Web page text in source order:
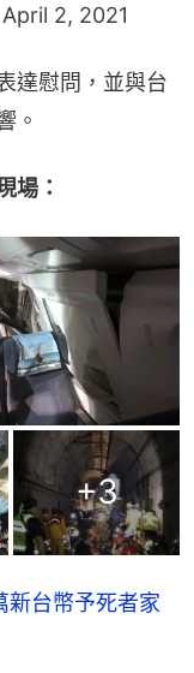
April 2, 2021
達慰問，並與台
。
場：
+3
新台幣予死者家